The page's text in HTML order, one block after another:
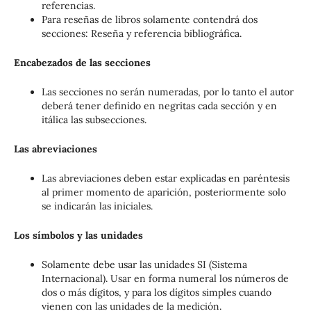
referencias.
Para reseñas de libros solamente contendrá dos
secciones: Reseña y referencia bibliográfica.
Encabezados de las secciones
Las secciones no serán numeradas, por lo tanto el autor
deberá tener definido en negritas cada sección y en
itálica las subsecciones.
Las abreviaciones
Las abreviaciones deben estar explicadas en paréntesis
al primer momento de aparición, posteriormente solo
se indicarán las iniciales.
Los símbolos y las unidades
Solamente debe usar las unidades SI (Sistema
Internacional). Usar en forma numeral los números de
dos o más dígitos, y para los dígitos simples cuando
vienen con las unidades de la medición.